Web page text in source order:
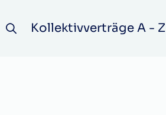
Kollektivverträge A - Z